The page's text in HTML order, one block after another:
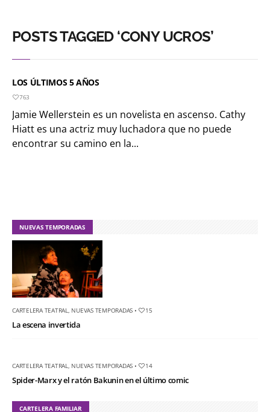
POSTS TAGGED ‘CONY UCROS’
LOS ÚLTIMOS 5 AÑOS
763
Jamie Wellerstein es un novelista en ascenso. Cathy
Hiatt es una actriz muy luchadora que no puede
encontrar su camino en la...
NUEVAS TEMPORADAS
CARTELERA TEATRAL NUEVAS TEMPORADAS • 15
La escena invertida
CARTELERA TEATRAL NUEVAS TEMPORADAS • 14
Spider-Marx y el ratón Bakunin en el último comic
CARTELERA FAMILIAR